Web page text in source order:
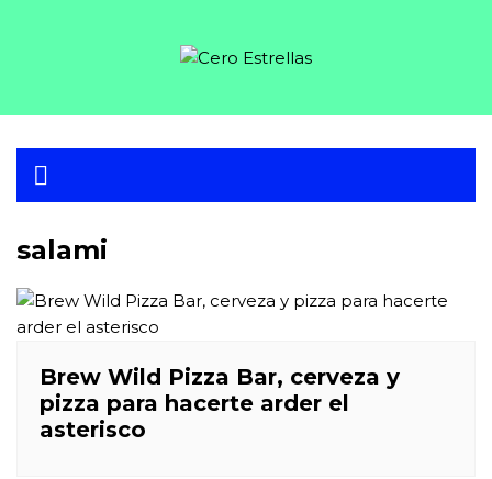
salami
Brew Wild Pizza Bar, cerveza y
pizza para hacerte arder el
asterisco